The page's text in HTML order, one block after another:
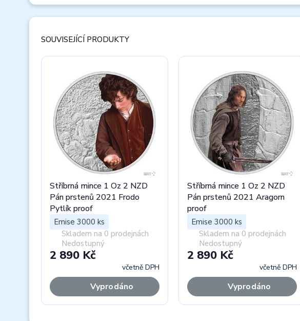
SOUVISEJÍCÍ PRODUKTY
Stříbrná mince 1 Oz 2 NZD
Pán prstenů 2021 Frodo
Pytlík proof
Emise 3000 ks
Skladem na 0 prodejnách
Nedostupný
2 890 Kč
včetně DPH
Vyprodáno
Stříbrná mince 1 Oz 2 NZD
Pán prstenů 2021 Aragorn
proof
Emise 3000 ks
Skladem na 0 prodejnách
Nedostupný
2 890 Kč
včetně DPH
Vyprodáno